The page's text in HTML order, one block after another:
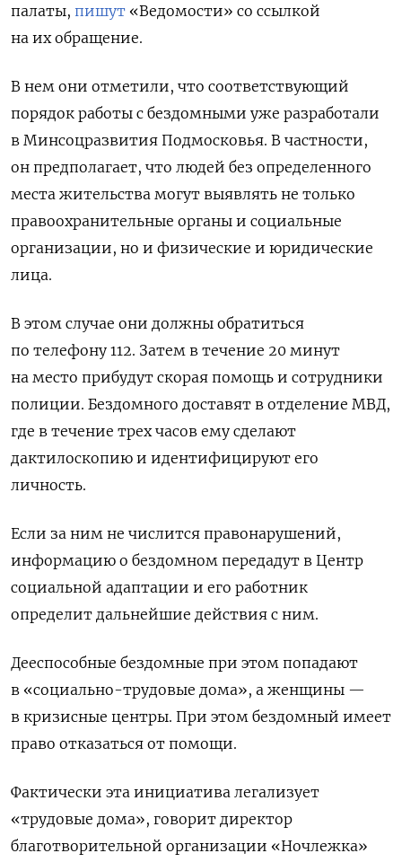
палаты, пишут «Ведомости» со ссылкой
на их обращение.
В нем они отметили, что соответствующий
порядок работы с бездомными уже разработали
в Минсоцразвития Подмосковья. В частности,
он предполагает, что людей без определенного
места жительства могут выявлять не только
правоохранительные органы и социальные
организации, но и физические и юридические
лица.
В этом случае они должны обратиться
по телефону 112. Затем в течение 20 минут
на место прибудут скорая помощь и сотрудники
полиции. Бездомного доставят в отделение МВД,
где в течение трех часов ему сделают
дактилоскопию и идентифицируют его
личность.
Если за ним не числится правонарушений,
информацию о бездомном передадут в Центр
социальной адаптации и его работник
определит дальнейшие действия с ним.
Дееспособные бездомные при этом попадают
в «социально-трудовые дома», а женщины —
в кризисные центры. При этом бездомный имеет
право отказаться от помощи.
Фактически эта инициатива легализует
«трудовые дома», говорит директор
благотворительной организации «Ночлежка»